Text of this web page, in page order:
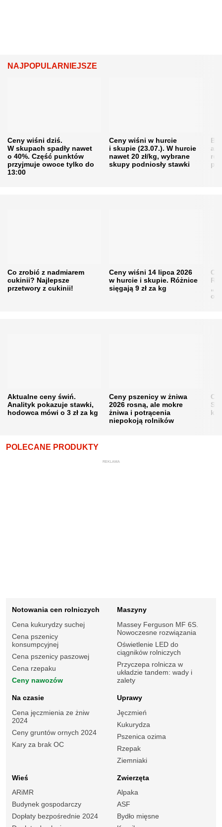
NAJPOPULARNIEJSZE
Ceny wiśni dziś.
W skupach spadły nawet
o 40%. Część punktów
przyjmuje owoce tylko do
13:00
Ceny wiśni w hurcie
i skupie (23.07.). W hurcie
nawet 20 zł/kg, wybrane
skupy podniosły stawki
Co zrobić z nadmiarem
cukinii? Najlepsze
przetwory z cukinii!
Ceny wiśni 14 lipca 2026
w hurcie i skupie. Różnice
sięgają 9 zł za kg
Aktualne ceny świń.
Analityk pokazuje stawki,
hodowca mówi o 3 zł za kg
Ceny pszenicy w żniwa
2026 rosną, ale mokre
żniwa i potrącenia
niepokoją rolników
POLECANE PRODUKTY
REKLAMA
Notowania cen rolniczych
Cena kukurydzy suchej
Cena pszenicy
konsumpcyjnej
Cena pszenicy paszowej
Cena rzepaku
Ceny nawozów
Maszyny
Massey Ferguson MF 6S.
Nowoczesne rozwiązania
Oświetlenie LED do
ciągników rolniczych
Przyczepa rolnicza w
układzie tandem: wady i
zalety
Na czasie
Cena jęczmienia ze żniw
2024
Ceny gruntów ornych 2024
Kary za brak OC
Uprawy
Jęczmień
Kukurydza
Pszenica ozima
Rzepak
Ziemniaki
Wieś
ARiMR
Budynek gospodarczy
Dopłaty bezpośrednie 2024
Zwierzęta
Alpaka
ASF
Bydło mięsne